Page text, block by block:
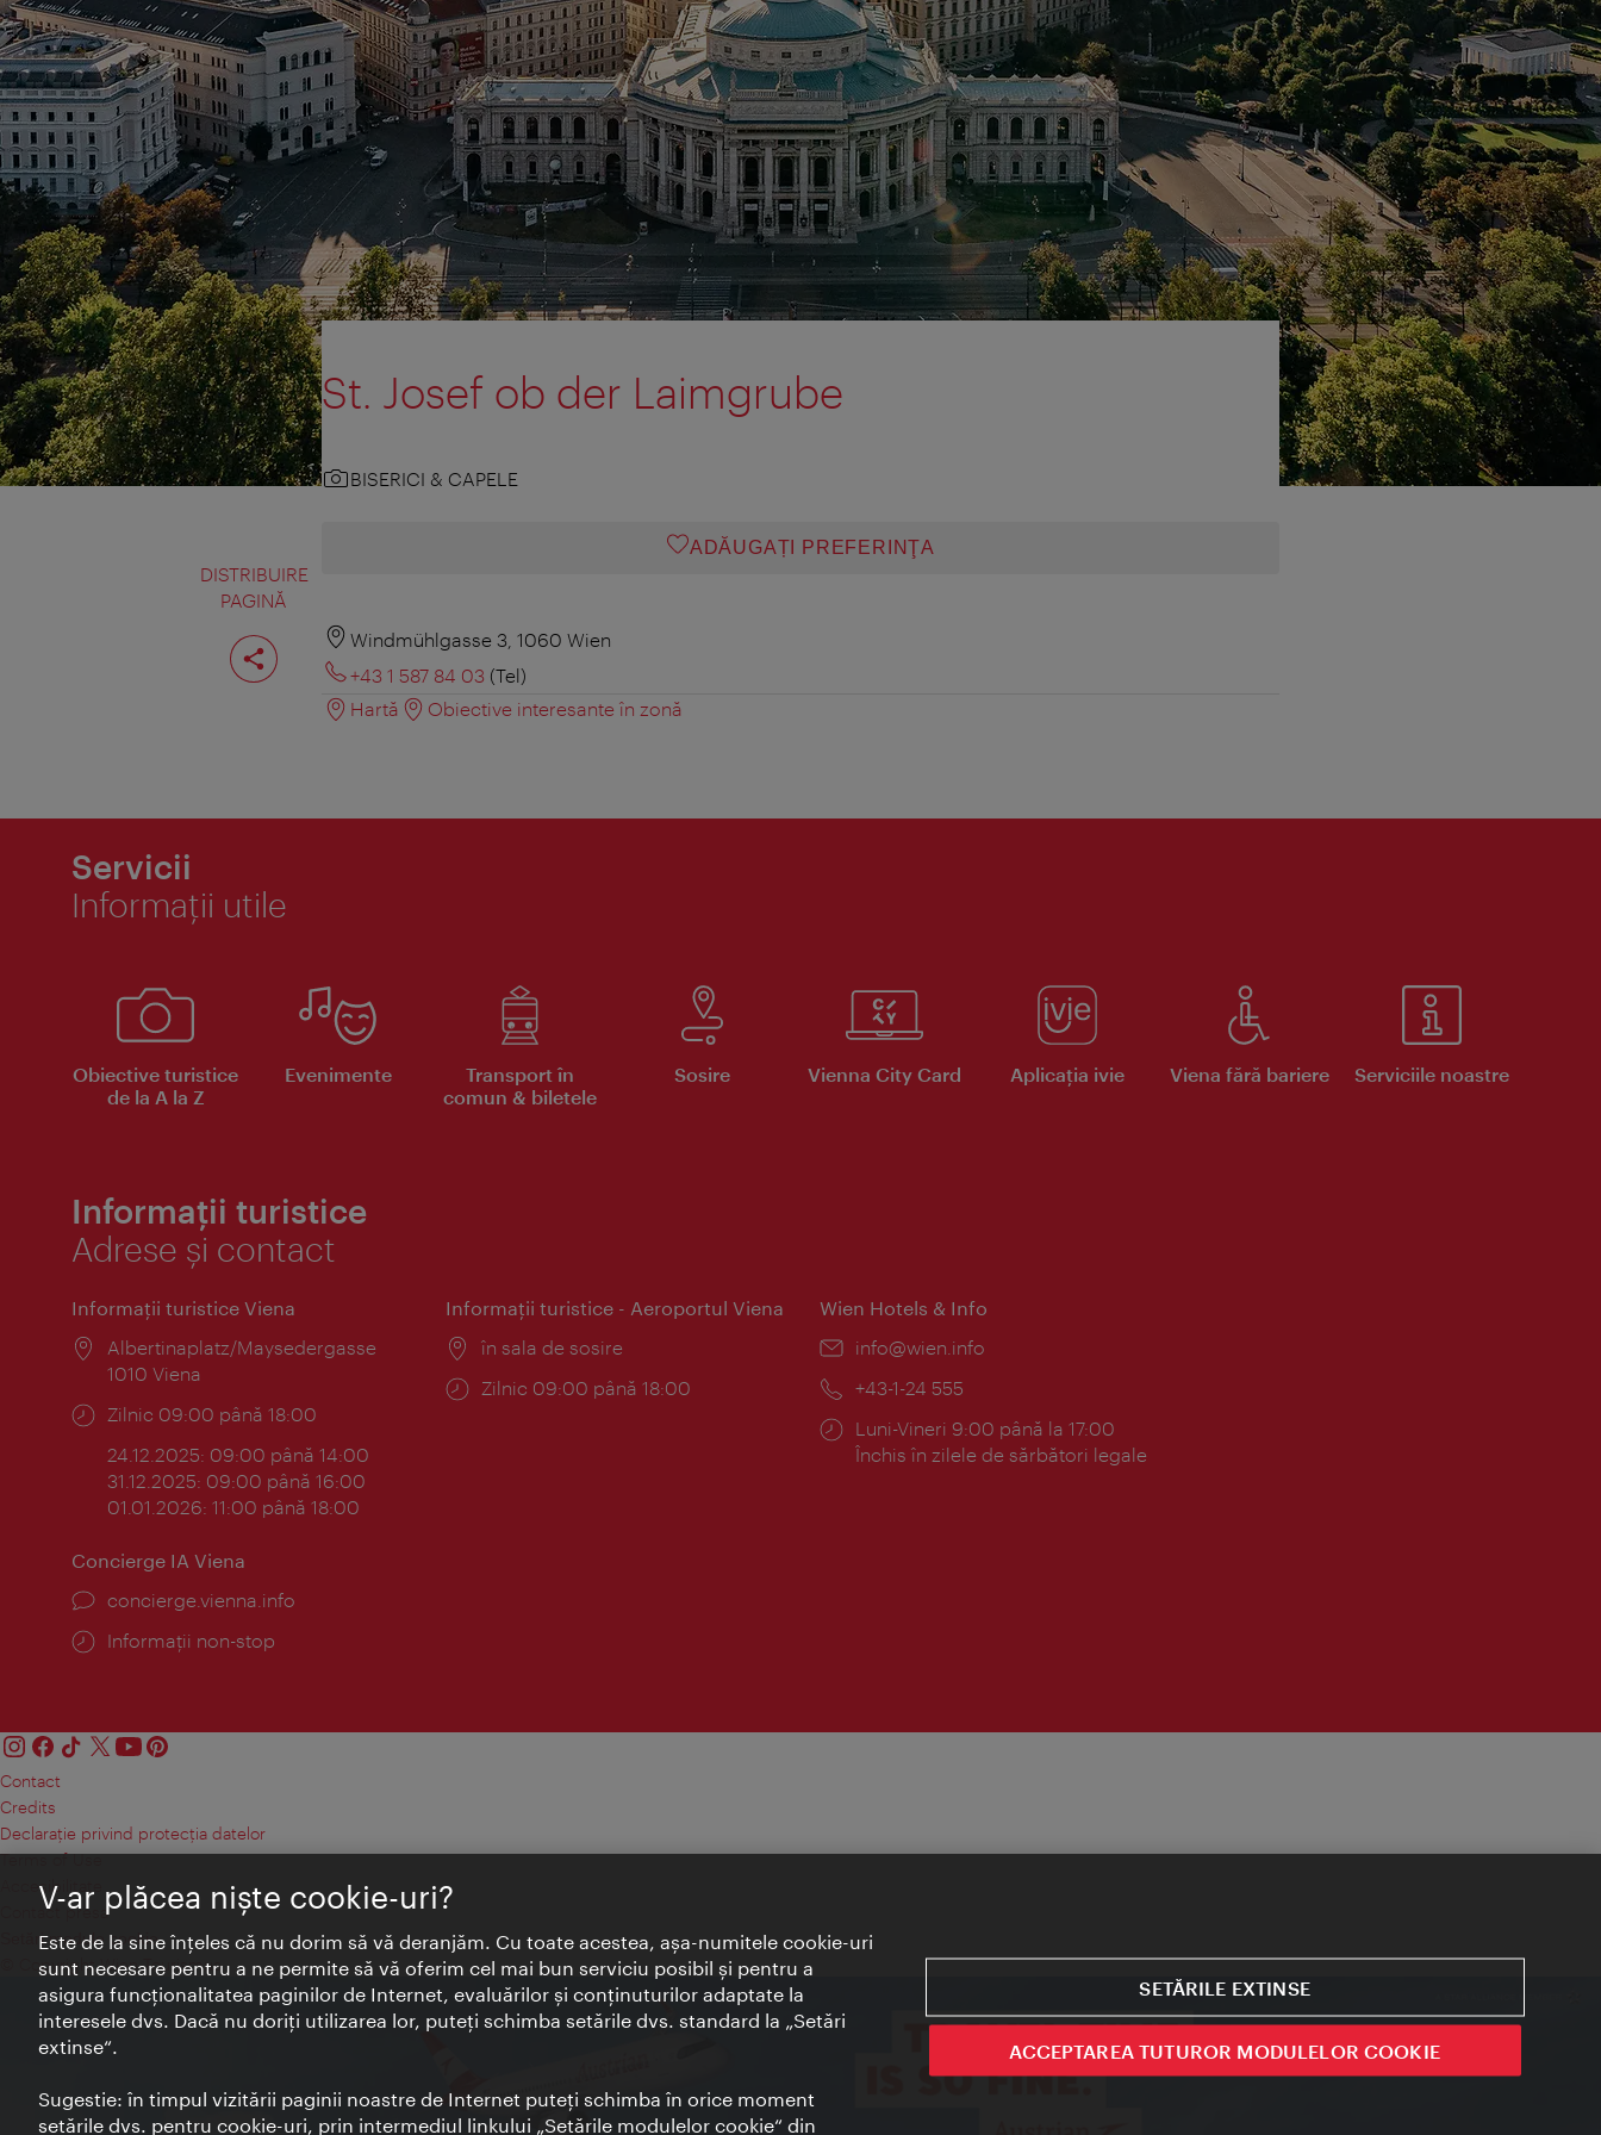
DISTRIBUIRE
PAGINĂ
Distribuiţi
pagina
St. Josef ob der Laimgrube
BISERICI & CAPELE
ADĂUGAȚI PREFERINŢA
Windmühlgasse 3, 1060 Wien
+43 1 587 84 03 (Tel)
Hartă
Obiective interesante în zonă
Servicii
Informaţii utile
Obiective turistice
de la A la Z
Evenimente
Transport în
comun & biletele
Sosire Vienna City Card Aplicaţia ivie Viena fără bariere Serviciile noastre
Informații turistice
Adrese și contact
Informaţii turistice Viena
Locul:
Albertinaplatz/Maysedergasse
1010 Viena
Program:
Zilnic 09:00 până 18:00
24.12.2025: 09:00 până 14:00
31.12.2025: 09:00 până 16:00
01.01.2026: 11:00 până 18:00
Informaţii turistice - Aeroportul Viena
Locul:
în sala de sosire
Program:
Zilnic 09:00 până 18:00
Wien Hotels & Info
E-
info@wien.info
Telefon:
+43-1-24 555
Program:
Luni-Vineri 9:00 până la 17:00
Închis în zilele de sărbători legale
Concierge IA Viena
concierge.vienna.info
Informații non-stop
Contact
Credits
Declaraţie privind protecţia datelor
Terms of Use
Accesibilitate
Contact presa
Setări module cookie
© Copyright Wien Tourismus
V-ar plăcea nişte cookie-uri?
Este de la sine înţeles că nu dorim să vă deranjăm. Cu toate acestea, aşa-numitele cookie-uri
sunt necesare pentru a ne permite să vă oferim cel mai bun serviciu posibil şi pentru a
asigura funcţionalitatea paginilor de Internet, evaluărilor şi conţinuturilor adaptate la
interesele dvs. Dacă nu doriţi utilizarea lor, puteţi schimba setările dvs. standard la „Setări
extinse“.
Sugestie: în timpul vizitării paginii noastre de Internet puteţi schimba în orice moment
setările dvs. pentru cookie-uri, prin intermediul linkului „Setările modulelor cookie“ din
SETĂRILE EXTINSE
ACCEPTAREA TUTUROR MODULELOR COOKIE